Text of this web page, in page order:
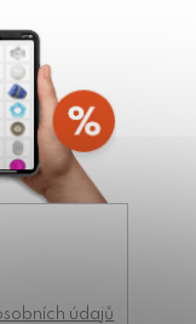
údajů